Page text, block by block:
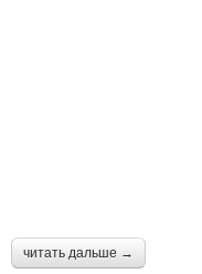
читать дальше →